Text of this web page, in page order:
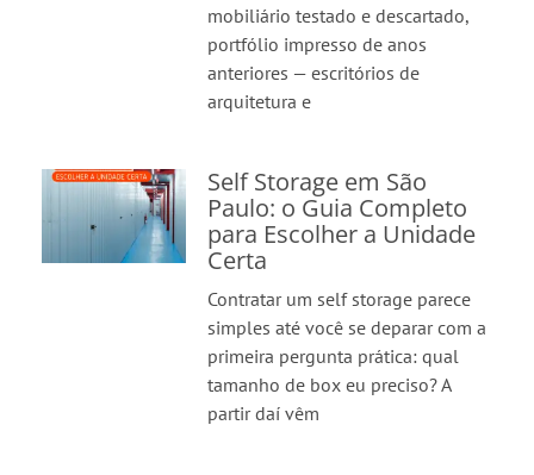
mobiliário testado e descartado,
portfólio impresso de anos
anteriores — escritórios de
arquitetura e
Self Storage em São
Paulo: o Guia Completo
para Escolher a Unidade
Certa
Contratar um self storage parece
simples até você se deparar com a
primeira pergunta prática: qual
tamanho de box eu preciso? A
partir daí vêm